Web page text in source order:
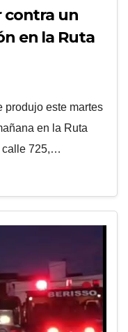
contra un
en la Ruta
produjo este martes
en la Ruta
calle 725,…